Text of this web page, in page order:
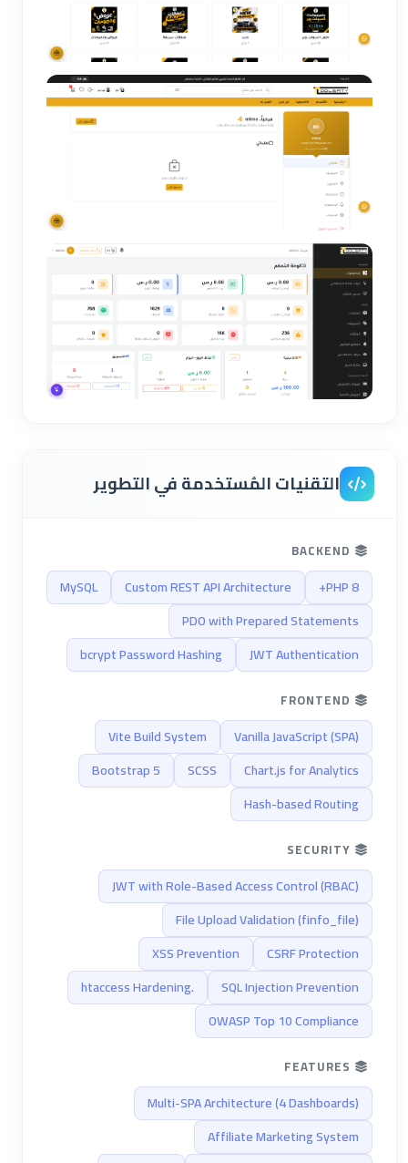
التقنيات المُستخدمة في التطوير
PHP 8+
Custom REST API Architecture
MySQL
PDO with Prepared Statements
JWT Authentication
bcrypt Password Hashing
Vanilla JavaScript (SPA)
Vite Build System
Chart.js for Analytics
SCSS
Bootstrap 5
Hash-based Routing
JWT with Role-Based Access Control (RBAC)
File Upload Validation (finfo_file)
CSRF Protection
XSS Prevention
SQL Injection Prevention
.htaccess Hardening
OWASP Top 10 Compliance
Multi-SPA Architecture (4 Dashboards)
Affiliate Marketing System